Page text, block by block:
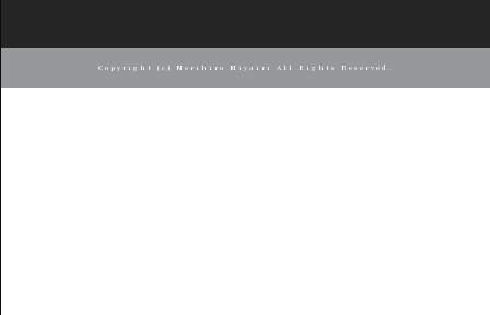
Copyright (c) Norihiro Miyairi All Rights Reserved.